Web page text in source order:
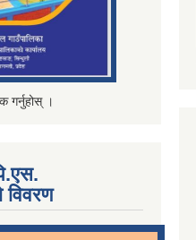
गर्नुहोस् ।